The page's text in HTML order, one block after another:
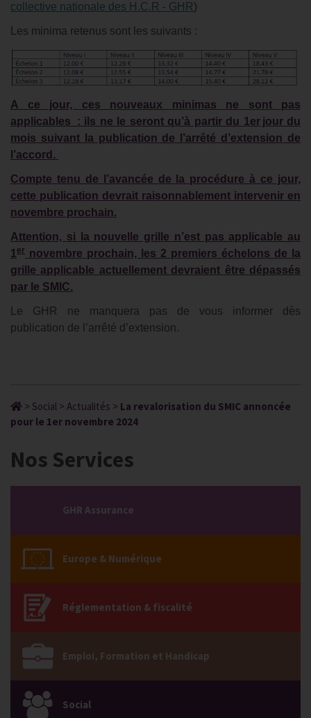
collective nationale des H.C.R - GHR)
Les minima retenus sont les suivants :
A ce jour, ces nouveaux minimas ne sont pas
applicables
: ils ne le seront qu’à partir du 1erjour du
mois suivant la publication de l ’arrêté d ’extension de
’accord.
Compte tenu de l’avancée de la procédure à ce jour,
cette publication devrait raisonnablement intervenir en
novembre prochain.
Attention, si la nouvelle grille n’est pas applicable au
1er novembre prochain, les 2 premiers échelons de la
grille applicable actuellement devraient être dépassés
par le SMIC.
Le GHR ne manquera pas de vous informer dès
publication de l’arrêté d’extension.
> Social > Actualités > La revalorisation du SMIC annoncée
pour le 1er novembre 2024
Nos Services
GHR Assurance
Europe & Numérique
Réglementation & fiscalité
Emploi, Formation et Handicap
Social